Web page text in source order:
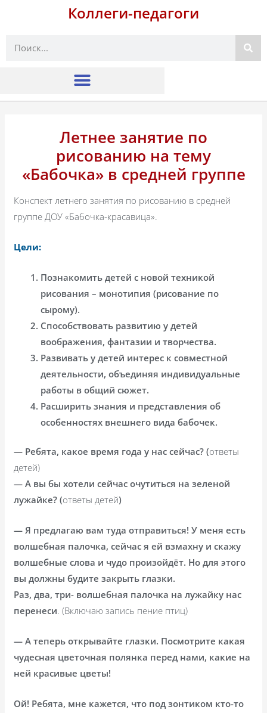
Коллеги-педагоги
Поиск
Летнее занятие по
рисованию на тему
«Бабочка» в средней группе
Конспект летнего занятия по рисованию в средней
группе ДОУ «Бабочка-красавица».
Цели:
Познакомить детей с новой техникой
рисования – монотипия (рисование по
сырому).
Способствовать развитию у детей
воображения, фантазии и творчества.
Развивать у детей интерес к совместной
деятельности, объединяя индивидуальные
работы в общий сюжет.
Расширить знания и представления об
особенностях внешнего вида бабочек.
— Ребята, какое время года у нас сейчас? (ответы
детей)
— А вы бы хотели сейчас очутиться на зеленой
лужайке? (ответы детей)
— Я предлагаю вам туда отправиться! У меня есть
волшебная палочка, сейчас я ей взмахну и скажу
волшебные слова и чудо произойдёт. Но для этого
вы должны будите закрыть глазки.
Раз, два, три- волшебная палочка на лужайку нас
перенеси. (Включаю запись пение птиц)
— А теперь открывайте глазки. Посмотрите какая
чудесная цветочная полянка перед нами, какие на
ней красивые цветы!
Ой! Ребята, мне кажется, что под зонтиком кто-то